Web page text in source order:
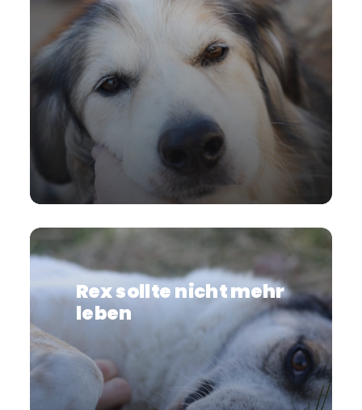
Rex sollte nicht mehr
leben